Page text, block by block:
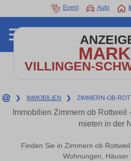
Event Auto
VILLINGEN-
❯ IMMOBILIEN ❯ ZIMMERN-OB-
Immobilien Zimmern ob Rottweil
mieten in der
Finden Sie in Zimmern ob
Wohnungen, Häuser